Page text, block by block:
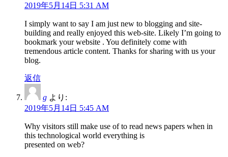
2019年5月14日 5:31 AM
I simply want to say I am just new to blogging and site-
building and really enjoyed this web-site. Likely I’m going to
bookmark your website . You definitely come with
tremendous article content. Thanks for sharing with us your
blog.
返信
g より:
2019年5月14日 5:45 AM
Why visitors still make use of to read news papers when in
this technological world everything is
presented on web?